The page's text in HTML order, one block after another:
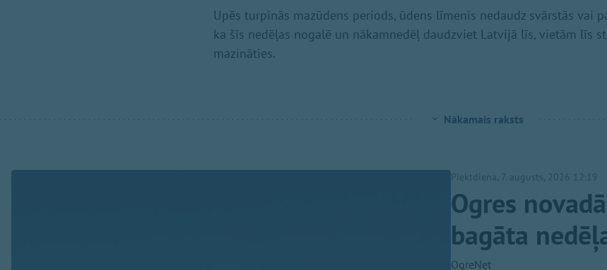
Upēs turpinās mazūdens periods, ūdens līmenis nedaudz svārstās vai
ka šīs nedēļas nogalē un nākamnedēļ daudzviet Latvijā līs, vietām līs
mazināties.
Nākamais raksts
Piektdiena, 7. augusts, 2026 12:19
Ogres
bagāta
OgreNet